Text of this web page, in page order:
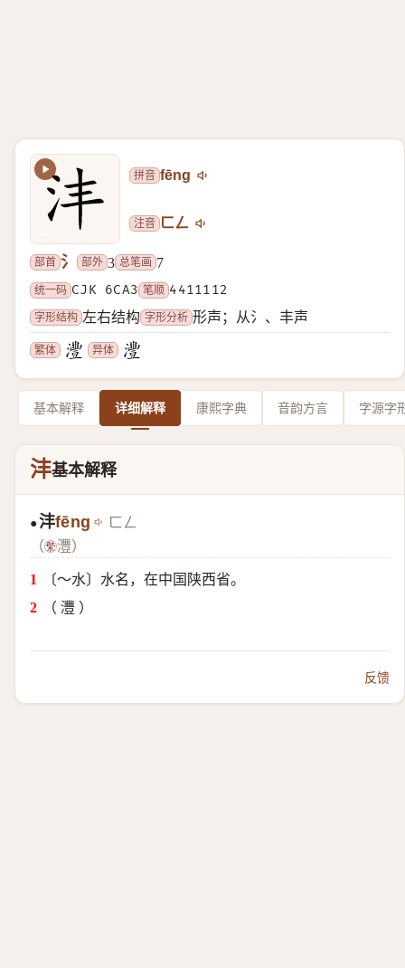
拼音 fēng
注音 ㄈㄥ
部首 氵 部外 3 总笔画 7
统一码 CJK 6CA3 笔顺 4411112
字形结构 左右结构 字形分析 形声；从氵、丰声
繁体 异体
基本解释 详细解释 康熙字典 音韵方言 字源字
沣基本解释
●沣fēng ㄈㄥ
（
灃）
〔～水〕水名，在中国陕西省。
（ 灃 ）
反馈